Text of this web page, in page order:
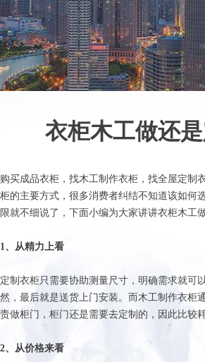
衣柜木工做还
购买成品衣柜，找木工制作衣柜，找全屋定制
柜的主要方式，很多消费者纠结不知道该如何
限就不细说了，下面小编为大家讲讲衣柜木工
1、从精力上看
定制衣柜只需要协助测量尺寸，明确需求就可
然，最后就是送货上门安装。而木工制作衣柜
责做柜门，柜门还是需要去定制的，因此比较
2、从价格来看